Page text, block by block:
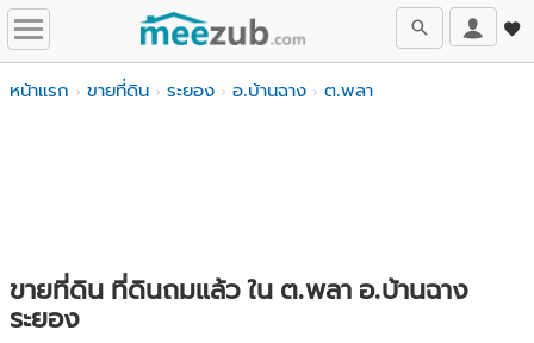
หน้าแรก ขายที่ดิน ระยอง อ.บ้านฉาง ต.พลา
ขายที่ดิน ที่ดินถมแล้ว ใน ต.พลา อ.บ้านฉาง
ระยอง